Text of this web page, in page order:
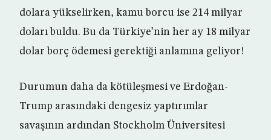
dolara yükselirken, kamu borcu ise 214 milyar
doları buldu. Bu da Türkiye’nin her ay 18 milyar
dolar borç ödemesi gerektiği anlamına geliyor!
Durumun daha da kötüleşmesi ve Erdoğan-
Trump arasındaki dengesiz yaptırımlar
savaşının ardından Stockholm Üniversitesi